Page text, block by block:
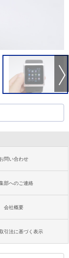
お問い合わせ
部へのご連絡
会社概要
引法に基づく表示